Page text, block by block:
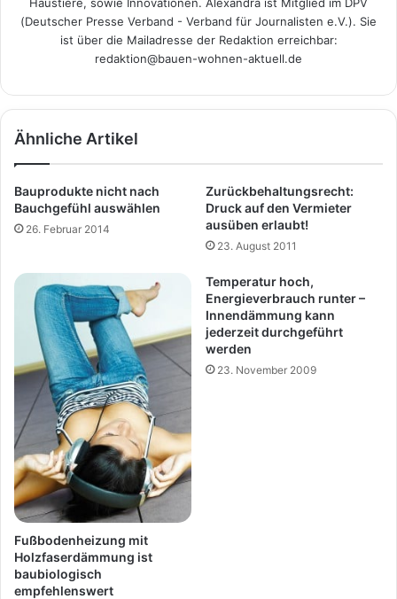
(Deutscher Presse Verband - Verband für Journalisten e.V.). Sie
ist über die Mailadresse der Redaktion erreichbar:
redaktion@bauen-wohnen-aktuell.de
Ähnliche Artikel
Bauprodukte nicht nach
Bauchgefühl auswählen
26. Februar 2014
Zurückbehaltungsrecht:
Druck auf den Vermieter
ausüben erlaubt!
23. August 2011
Fußbodenheizung mit
Holzfaserdämmung ist
baubiologisch
empfehlenswert
Temperatur hoch,
Energieverbrauch runter –
Innendämmung kann
jederzeit durchgeführt
werden
23. November 2009